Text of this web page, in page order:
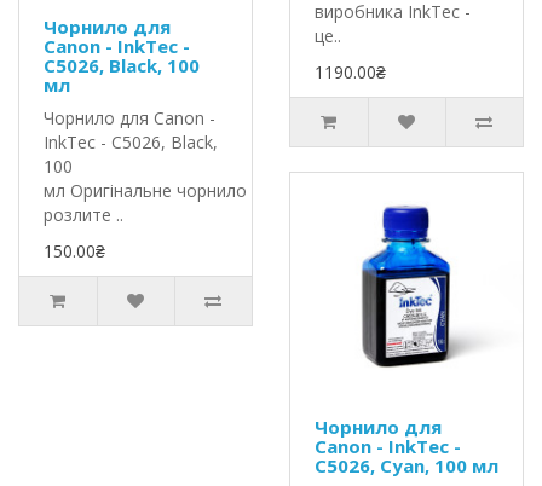
Чорнило для
Canon - InkTec -
C5026, Black, 100
мл
Чорнило для Canon -
InkTec - C5026, Black,
100
мл Оригінальне чорнило InkTec
розлите ..
150.00₴
виробника InkTec -
це..
1190.00₴
Чорнило для
Canon - InkTec -
C5026, Cyan, 100 мл